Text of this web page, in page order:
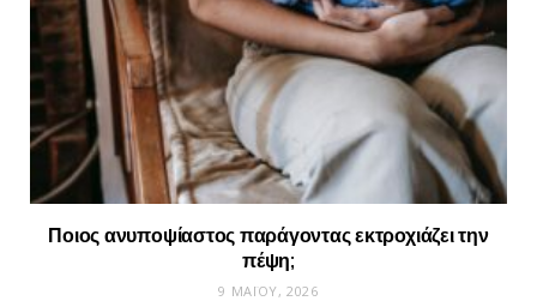
Ποιος ανυποψίαστος παράγοντας εκτροχιάζει την
πέψη;
9 ΜΑΪ́ΟΥ, 2026